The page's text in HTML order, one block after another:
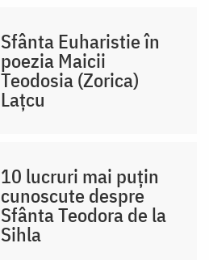
Sfânta Euharistie în
poezia Maicii
Teodosia (Zorica)
Lațcu
10 lucruri mai puțin
cunoscute despre
Sfânta Teodora de la
Sihla